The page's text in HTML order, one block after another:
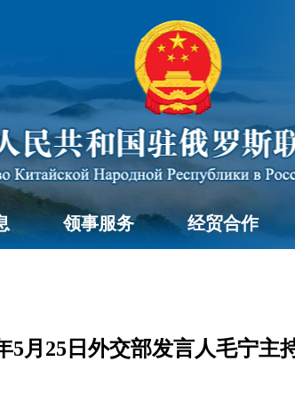
领事服务 经贸合作
5月25日外交部发言人毛宁主